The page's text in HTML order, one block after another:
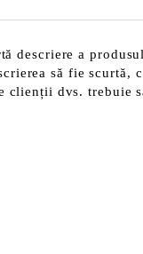
descriere a
să fie scurtă,
clienții dvs. trebuie